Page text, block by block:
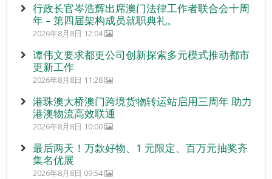
行政长官岑浩辉出席澳门法律工作者联合会十周
年 – 第四届架构成员就职典礼。
2026年8月8日 12:04
谭伟文要求都更公司创新探索多元模式推动都市
更新工作
2026年8月8日 11:28
港珠澳大桥澳门跨境货物转运站启用三周年 助力
港澳物流高效联通
2026年8月8日 10:00
最后两天！万款好物、1 元限定、百万元抽奖齐
集名优展
2026年8月8日 09:54